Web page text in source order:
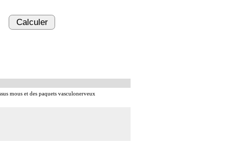
Calculer
mous et des paquets vasculonerveux